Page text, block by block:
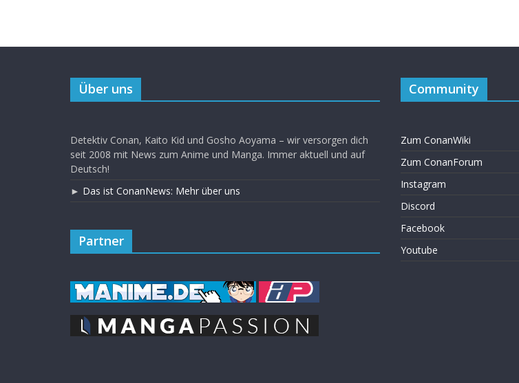
Über uns
Detektiv Conan, Kaito Kid und Gosho Aoyama – wir versorgen dich
seit 2008 mit News zum Anime und Manga. Immer aktuell und auf
Deutsch!
► Das ist ConanNews: Mehr über uns
Partner
Community
Zum ConanWiki
Zum ConanForum
Instagram
Discord
Facebook
Youtube